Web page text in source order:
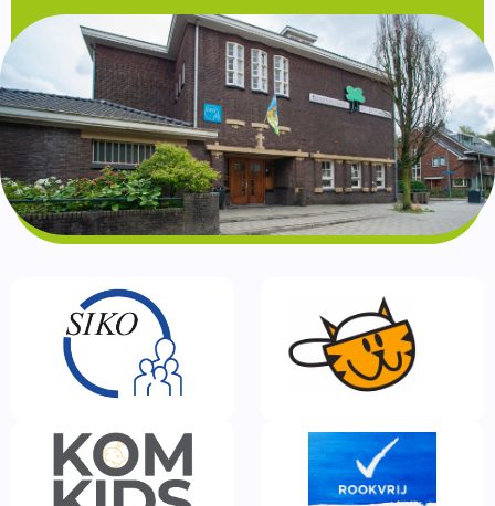
Schoolgids
Gezonde school
Kinderopvang
BSO
Routebeschrijving
Privacy